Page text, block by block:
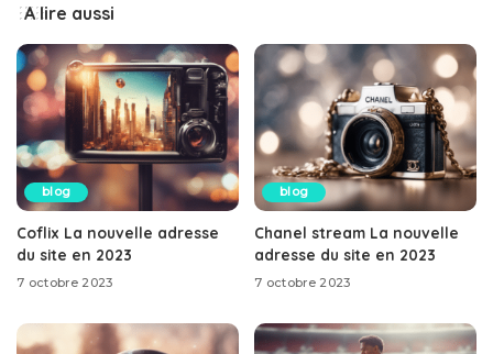
A lire aussi
blog
Coflix La nouvelle adresse
du site en 2023
7 octobre 2023
blog
Chanel stream La nouvelle
adresse du site en 2023
7 octobre 2023